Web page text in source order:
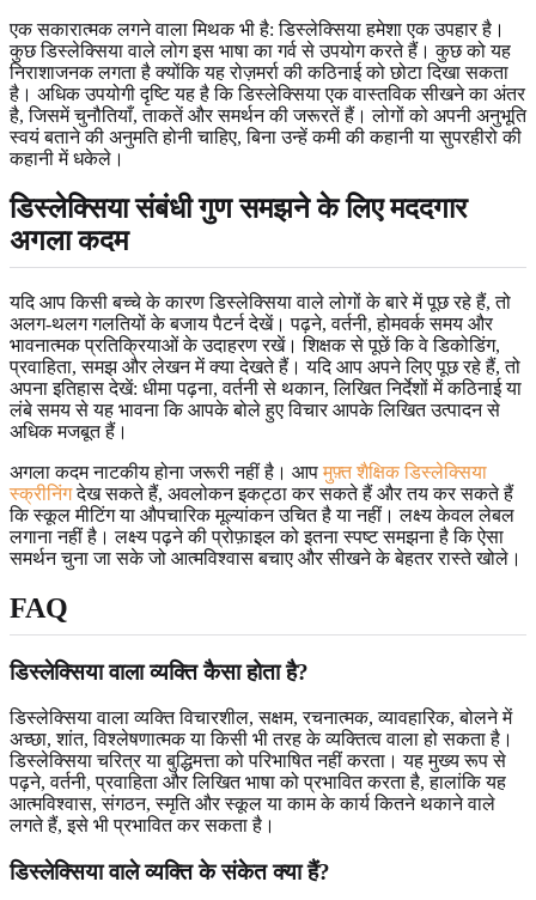
एक सकारात्मक लगने वाला मिथक भी है: डिस्लेक्सिया हमेशा एक उपहार है।
कुछ डिस्लेक्सिया वाले लोग इस भाषा का गर्व से उपयोग करते हैं। कुछ को यह
निराशाजनक लगता है क्योंकि यह रोज़मर्रा की कठिनाई को छोटा दिखा सकता
है। अधिक उपयोगी दृष्टि यह है कि डिस्लेक्सिया एक वास्तविक सीखने का अंतर
है, जिसमें चुनौतियाँ, ताकतें और समर्थन की जरूरतें हैं। लोगों को अपनी अनुभूति
स्वयं बताने की अनुमति होनी चाहिए, बिना उन्हें कमी की कहानी या सुपरहीरो की
कहानी में धकेले।
डिस्लेक्सिया संबंधी गुण समझने के लिए मददगार
अगला कदम
यदि आप किसी बच्चे के कारण डिस्लेक्सिया वाले लोगों के बारे में पूछ रहे हैं, तो
अलग-थलग गलतियों के बजाय पैटर्न देखें। पढ़ने, वर्तनी, होमवर्क समय और
भावनात्मक प्रतिक्रियाओं के उदाहरण रखें। शिक्षक से पूछें कि वे डिकोडिंग,
प्रवाहिता, समझ और लेखन में क्या देखते हैं। यदि आप अपने लिए पूछ रहे हैं, तो
अपना इतिहास देखें: धीमा पढ़ना, वर्तनी से थकान, लिखित निर्देशों में कठिनाई या
लंबे समय से यह भावना कि आपके बोले हुए विचार आपके लिखित उत्पादन से
अधिक मजबूत हैं।
अगला कदम नाटकीय होना जरूरी नहीं है। आपमुफ़्त शैक्षिक डिस्लेक्सिया
स्क्रीनिंगदेख सकते हैं, अवलोकन इकट्ठा कर सकते हैं और तय कर सकते हैं
कि स्कूल मीटिंग या औपचारिक मूल्यांकन उचित है या नहीं। लक्ष्य केवल लेबल
लगाना नहीं है। लक्ष्य पढ़ने की प्रोफ़ाइल को इतना स्पष्ट समझना है कि ऐसा
समर्थन चुना जा सके जो आत्मविश्वास बचाए और सीखने के बेहतर रास्ते खोले।
FAQ
डिस्लेक्सिया वाला व्यक्ति कैसा होता है?
डिस्लेक्सिया वाला व्यक्ति विचारशील, सक्षम, रचनात्मक, व्यावहारिक, बोलने में
अच्छा, शांत, विश्लेषणात्मक या किसी भी तरह के व्यक्तित्व वाला हो सकता है।
डिस्लेक्सिया चरित्र या बुद्धिमत्ता को परिभाषित नहीं करता। यह मुख्य रूप से
पढ़ने, वर्तनी, प्रवाहिता और लिखित भाषा को प्रभावित करता है, हालांकि यह
आत्मविश्वास, संगठन, स्मृति और स्कूल या काम के कार्य कितने थकाने वाले
लगते हैं, इसे भी प्रभावित कर सकता है।
डिस्लेक्सिया वाले व्यक्ति के संकेत क्या हैं?